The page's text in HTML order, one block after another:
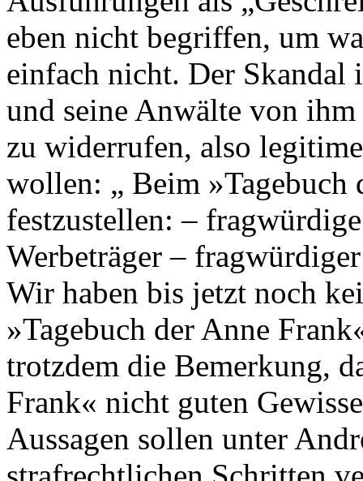
eben nicht begriffen, um
einfach nicht. Der Skandal
und seine Anwälte von
zu widerrufen, also
wollen: „ Beim »Tagebuch
festzustellen: –
Werbeträger –
Wir haben bis jetzt noch
»Tagebuch der Anne
trotzdem die Bemerkung,
Frank« nicht guten
Aussagen sollen unter